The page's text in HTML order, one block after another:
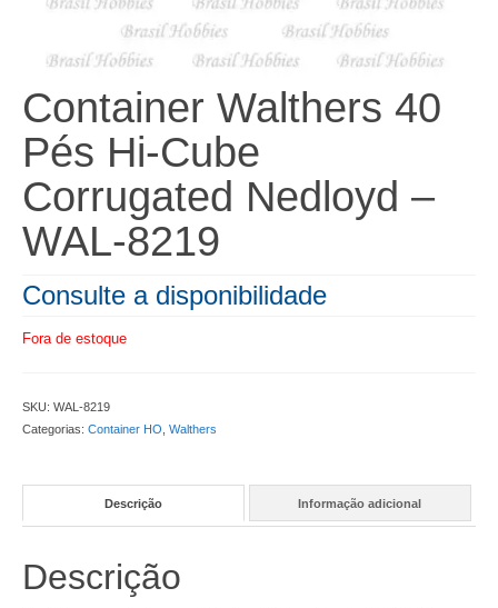
Container Walthers 40
Pés Hi-Cube
Corrugated Nedloyd –
WAL-8219
Consulte a disponibilidade
Fora de estoque
SKU: WAL-8219
Categorias: Container HO Walthers
Descrição Informação adicional
Descrição